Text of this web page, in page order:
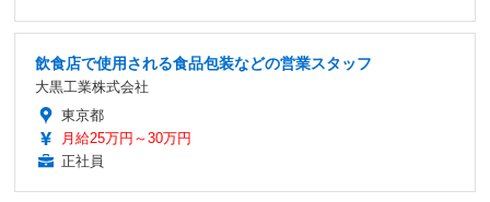
飲食店で使用される食品包装などの営業スタッフ
大黒工業株式会社
東京都
月給25万円～30万円
正社員